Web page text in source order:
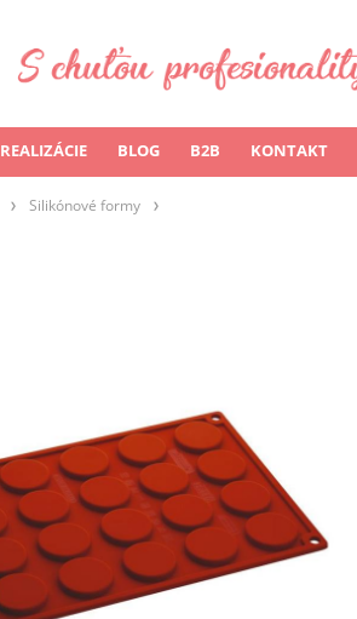
REALIZÁCIE BLOG B2B KONTAKT
Silikónové formy